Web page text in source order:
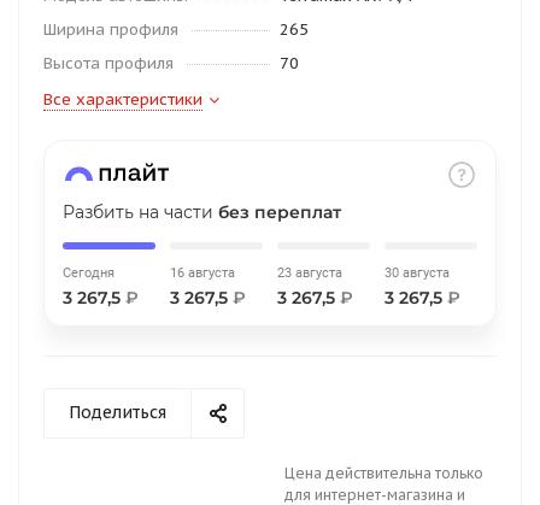
Ширина профиля
265
Высота профиля
70
Все характеристики
Разбить на части без переплат
Сегодня
3 267,5 ₽
16 августа
3 267,5 ₽
23 августа
3 267,5 ₽
30 августа
3 267,5 ₽
Поделиться
Цена действительна только
для интернет-магазина и